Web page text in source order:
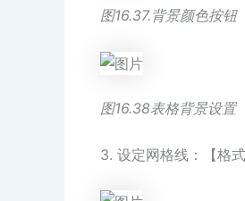
图16.37.背景颜色按钮
图16.38表格背景设置
3. 设定网格线：【格